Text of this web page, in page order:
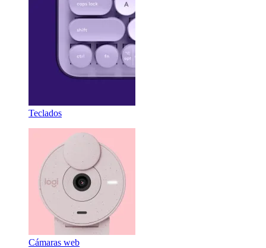
Teclados
Cámaras web